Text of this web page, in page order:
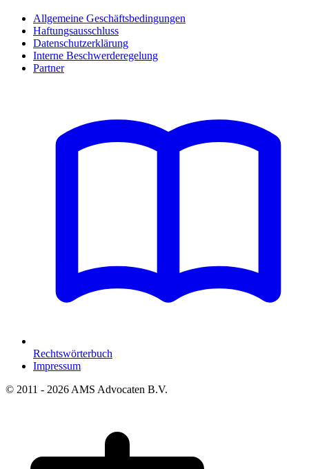
Allgemeine Geschäftsbedingungen
Haftungsausschluss
Datenschutzerklärung
Interne Beschwerderegelung
Partner
Rechtswörterbuch
Impressum
© 2011 - 2026 AMS Advocaten B.V.